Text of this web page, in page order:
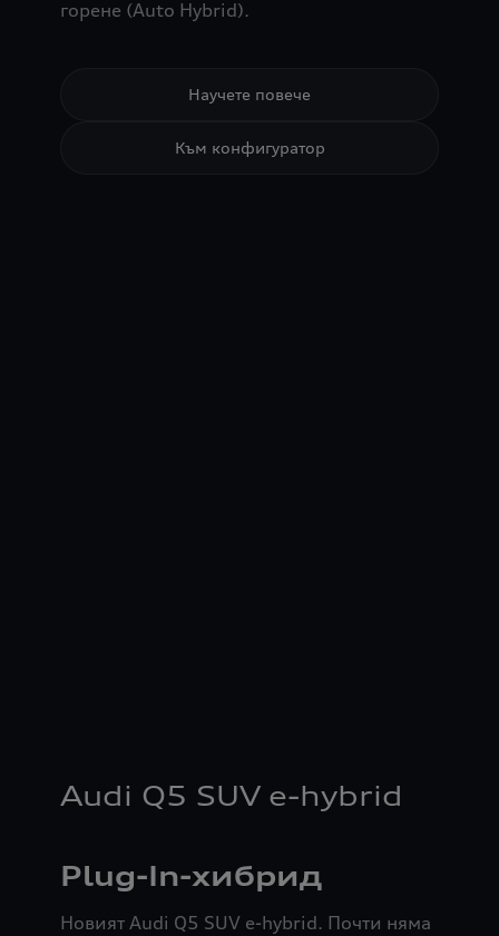
горене (Auto Hybrid).
Научете повече
Към конфигуратор
Audi Q5 SUV e-hybrid
Plug-In-хибрид
Новият Audi Q5 SUV e-hybrid. Почти няма